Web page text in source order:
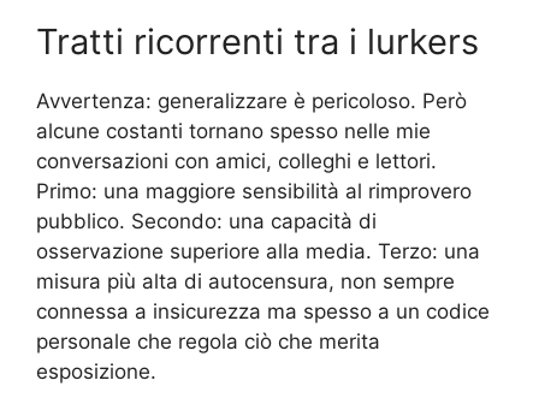
Tratti ricorrenti tra i lurkers
Avvertenza: generalizzare è pericoloso. Però
alcune costanti tornano spesso nelle mie
conversazioni con amici, colleghi e lettori.
Primo: una maggiore sensibilità al rimprovero
pubblico. Secondo: una capacità di
osservazione superiore alla media. Terzo: una
misura più alta di autocensura, non sempre
connessa a insicurezza ma spesso a un codice
personale che regola ciò che merita
esposizione.